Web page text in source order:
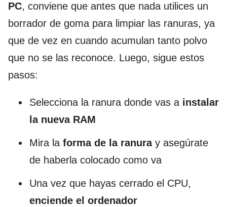
PC, conviene que antes que nada utilices un
borrador de goma para limpiar las ranuras, ya
que de vez en cuando acumulan tanto polvo
que no se las reconoce. Luego, sigue estos
pasos:
Selecciona la ranura donde vas a instalar
la nueva RAM
Mira la forma de la ranuray asegúrate
de haberla colocado como va
Una vez que hayas cerrado el CPU,
enciende el ordenador